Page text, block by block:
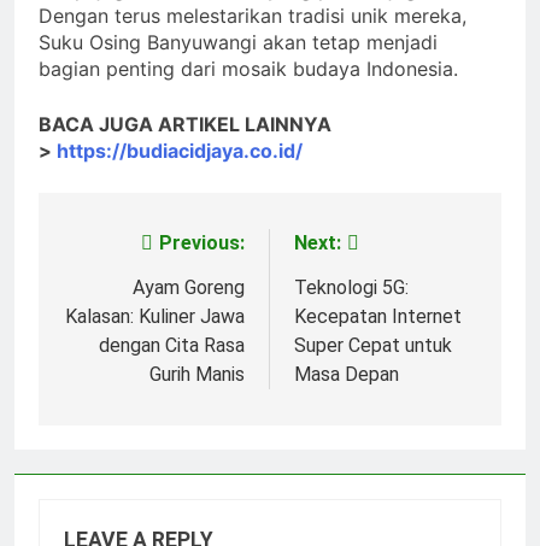
Dengan terus melestarikan tradisi unik mereka,
Suku Osing Banyuwangi akan tetap menjadi
bagian penting dari mosaik budaya Indonesia.
BACA JUGA ARTIKEL LAINNYA
> https://budiacidjaya.co.id/
navigation
Previous:
Ayam Goreng
Kalasan: Kuliner Jawa
dengan Cita Rasa
Gurih Manis
Next:
Teknologi 5G:
Kecepatan Internet
Super Cepat untuk
Masa Depan
LEAVE A REPLY